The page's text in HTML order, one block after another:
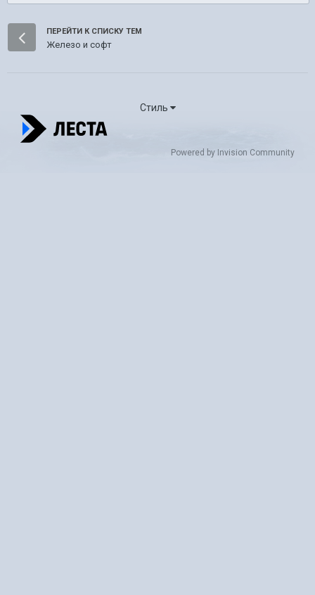
ПЕРЕЙТИ К СПИСКУ ТЕМ
Железо и софт
Стиль
Powered by Invision Community